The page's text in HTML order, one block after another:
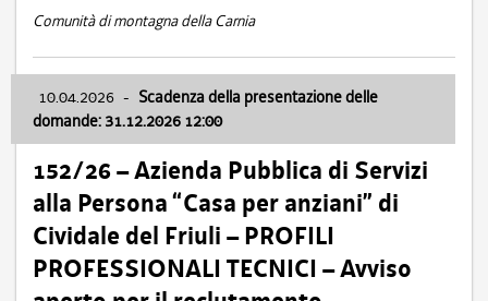
Comunità di montagna della Carnia
10.04.2026 - Scadenza della presentazione delle
domande: 31.12.2026 12:00
152/26 – Azienda Pubblica di Servizi
alla Persona “Casa per anziani” di
Cividale del Friuli – PROFILI
PROFESSIONALI TECNICI – Avviso